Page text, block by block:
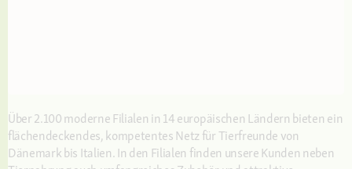
Über 2.100 moderne Filialen in 14 europäischen Ländern bieten ein
flächendeckendes, kompetentes Netz für Tierfreunde von
Dänemark bis Italien. In den Filialen finden unsere Kunden neben